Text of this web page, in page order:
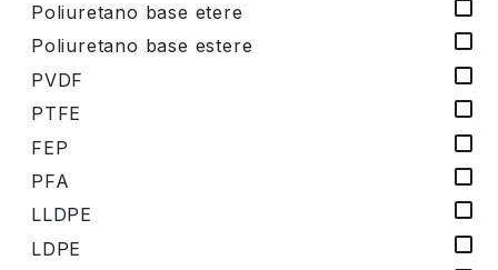
Poliuretano base etere
Poliuretano base estere
PVDF
PTFE
FEP
PFA
LLDPE
LDPE